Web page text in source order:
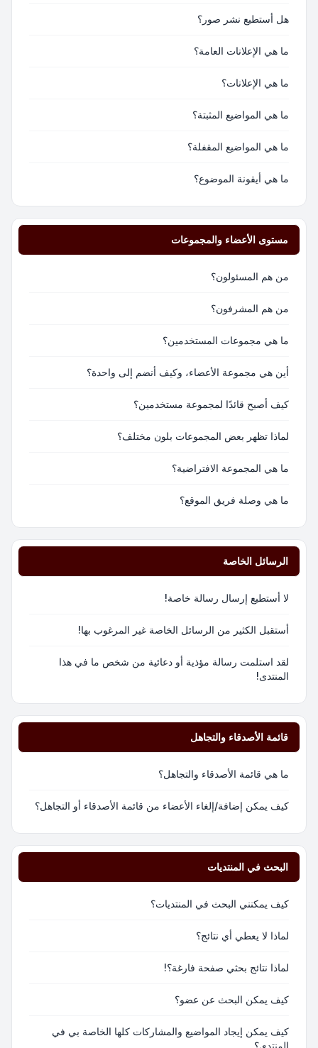
هل أستطيع نشر صور؟
ما هي الإعلانات العامة؟
ما هي الإعلانات؟
ما هي المواضيع المثبتة؟
ما هي المواضيع المقفلة؟
ما هي أيقونة الموضوع؟
مستوى الأعضاء والمجموعات
من هم المسئولون؟
من هم المشرفون؟
ما هي مجموعات المستخدمين؟
أين هي مجموعة الأعضاء، وكيف أنضم إلى واحدة؟
كيف أصبح قائدًا لمجموعة مستخدمين؟
لماذا تظهر بعض المجموعات بلون مختلف؟
ما هي المجموعة الافتراضية؟
ما هي وصلة فريق الموقع؟
الرسائل الخاصة
لا أستطيع إرسال رسالة خاصة!
أستقبل الكثير من الرسائل الخاصة غير المرغوب بها!
لقد استلمت رسالة مؤذية أو دعائية من شخص ما في هذا
المنتدى!
قائمة الأصدقاء والتجاهل
ما هي قائمة الأصدقاء والتجاهل؟
كيف يمكن إضافة/إلغاء الأعضاء من قائمة الأصدقاء أو التجاهل؟
البحث في المنتديات
كيف يمكنني البحث في المنتديات؟
لماذا لا يعطي أي نتائج؟
لماذا نتائج بحثي صفحة فارغة؟!
كيف يمكن البحث عن عضو؟
كيف يمكن إيجاد المواضيع والمشاركات كلها الخاصة بي في
المنتدى؟